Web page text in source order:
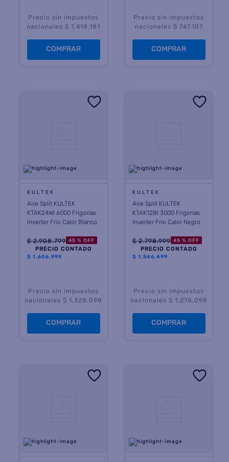
Precio sin impuestos
nacionales $ 1.418.181
COMPRAR
Precio sin impuestos
nacionales $ 747.107
COMPRAR
KULTEK
Aire Split KULTEK
KTAK24WI 6000 Frigorias
Inverter Frio Calor Blanco
$ 2.908.799 45 % OFF
PRECIO CONTADO
$ 1.606.999
Precio sin impuestos
nacionales $ 1.328.098
COMPRAR
KULTEK
Aire Split KULTEK
KTAK12BI 3000 Frigorias
Inverter Frio Calor Negro
$ 2.798.999 45 % OFF
PRECIO CONTADO
$ 1.546.499
Precio sin impuestos
nacionales $ 1.278.098
COMPRAR